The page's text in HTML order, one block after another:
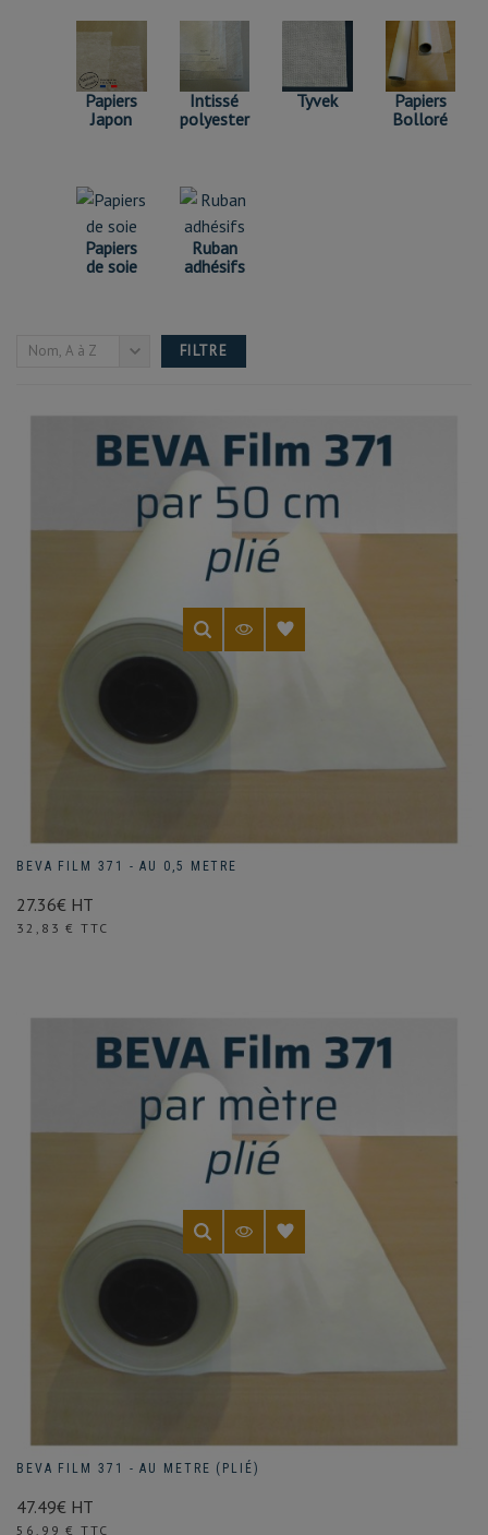
CATÉGORIES
Papiers Bolloré
0,00 € - 802,00 €
Japon, intissé
de
Melinex...etc
Papiers
Japon
Intissé
polyester
Tyvek
Papiers
Bolloré
Papiers
de soie
Ruban
adhésifs
Nom, A à Z FILTRE
BEVA FILM 371 - AU 0,5 METRE
27.36€ HT
Prix
32,83 € TTC
BEVA FILM 371 - AU METRE (PLIÉ)
47.49€ HT
Prix
56,99 € TTC